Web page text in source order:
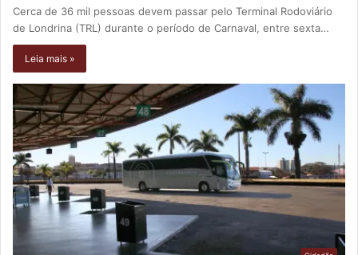
Cerca de 36 mil pessoas devem passar pelo Terminal Rodoviário
de Londrina (TRL) durante o período de Carnaval, entre sexta…
Leia mais »